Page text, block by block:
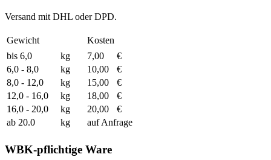
Versand mit DHL oder DPD.
Gewicht
Kosten
bis 6,0
kg 7,00
€
6,0 - 8,0
kg 10,00
€
8,0 - 12,0
kg 15,00
€
12,0 - 16,0
kg 18,00
€
16,0 - 20,0
kg 20,00
€
ab 20.0
kg auf Anfrage
WBK-pflichtige Ware